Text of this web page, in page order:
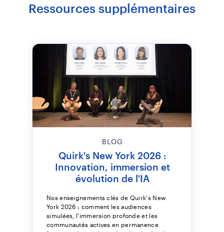
Ressources supplémentaires
BLOG
Quirk's New York 2026 :
Innovation, immersion et
évolution de l'IA
Nos enseignements clés de Quirk's New
York 2026 : comment les audiences
simulées, l'immersion profonde et les
communautés actives en permanence